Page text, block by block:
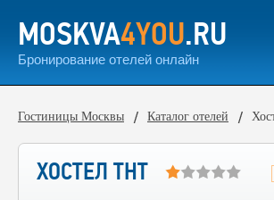
MOSKVA4YOU.RU
Бронирование отелей онлайн
Гостиницы Москвы Каталог отелей
ХОСТЕЛ ТНТ